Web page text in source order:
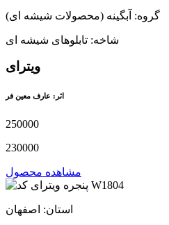
گروه: آبگینه (محصولات شیشه ای)
شاخه: تابلوهای شیشه ای
ویترای
اثر: عارف معین فر
250000
230000
مشاهده محصول
استان: اصفهان